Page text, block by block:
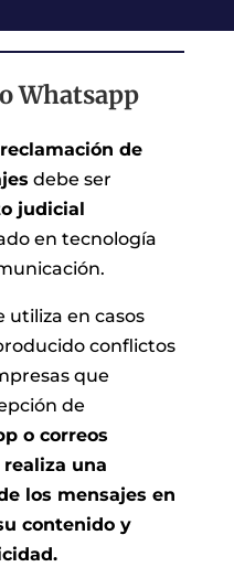
Whatsapp
de
debe ser
judicial
en tecnología
utiliza en casos
conflictos
que
de
o correos
una
los mensajes en
contenido y